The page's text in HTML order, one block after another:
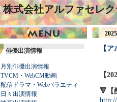
株式会社アルファセレ
俳優出演情報
月別俳優出演情報
TVCM・WebCM動画
配信ドラマ・Webバラエティ
日々出演情報
【
【
🔻【